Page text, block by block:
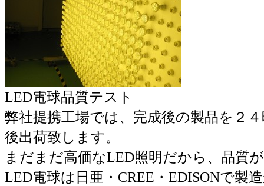
LED電球品質テスト
弊社提携工場では、完成後の製品を２
後出荷致します。
まだまだ高価なLED照明だから、品質
LED電球は日亜・CREE・EDISONで製